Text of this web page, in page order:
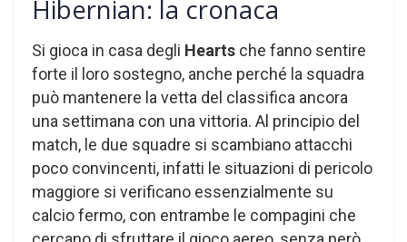
Hibernian: la cronaca
Si gioca in casa degli Hearts che fanno sentire
forte il loro sostegno, anche perché la squadra
può mantenere la vetta del classifica ancora
una settimana con una vittoria. Al principio del
match, le due squadre si scambiano attacchi
poco convincenti, infatti le situazioni di pericolo
maggiore si verificano essenzialmente su
calcio fermo, con entrambe le compagini che